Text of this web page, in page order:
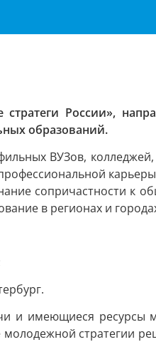
стратеги России»,
образований.
ВУЗов,
сопричастности к
в регионах и
и имеющиеся
стратегии